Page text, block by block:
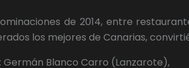
de 2014, entre
los mejores de Canarias,
: Germán Blanco Carro (Lanzarote),